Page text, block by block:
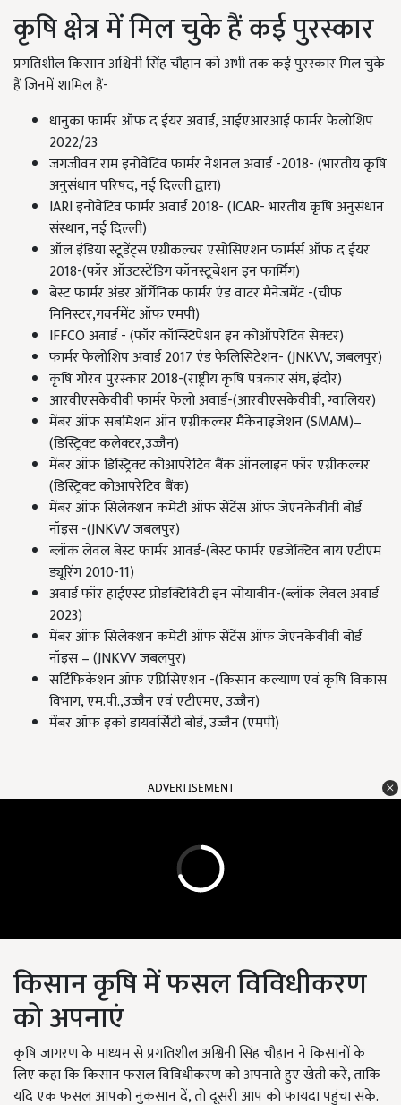
कृषि क्षेत्र में मिल चुके हैं कई पुरस्कार
प्रगतिशील किसान अश्विनी सिंह चौहान को अभी तक कई पुरस्कार मिल चुके
हैं जिनमें शामिल हैं-
धानुका फार्मर ऑफ द ईयर अवार्ड, आईएआरआई फार्मर फेलोशिप
2022/23
जगजीवन राम इनोवेटिव फार्मर नेशनल अवार्ड -2018- (भारतीय कृषि
अनुसंधान परिषद, नई दिल्ली द्वारा)
IARI इनोवेटिव फार्मर अवार्ड 2018- (ICAR- भारतीय कृषि अनुसंधान
संस्थान, नई दिल्ली)
ऑल इंडिया स्टूडेंट्स एग्रीकल्चर एसोसिएशन फार्मर्स ऑफ द ईयर
2018-(फॉर ऑउटस्टेंडिग कॉनस्टूबेशन इन फार्मिंग)
बेस्ट फार्मर अंडर ऑर्गेनिक फार्मर एंड वाटर मैनेजमेंट -(चीफ
मिनिस्टर,गवर्नमेंट ऑफ एमपी)
IFFCO अवार्ड - (फॉर कॉन्स्टिपेशन इन कोऑपरेटिव सेक्टर)
फार्मर फेलोशिप अवार्ड 2017 एंड फेलिसिटेशन- (JNKVV, जबलपुर)
कृषि गौरव पुरस्कार 2018-(राष्ट्रीय कृषि पत्रकार संघ, इंदौर)
आरवीएसकेवीवी फार्मर फेलो अवार्ड-(आरवीएसकेवीवी, ग्वालियर)
मेंबर ऑफ सबमिशन ऑन एग्रीकल्चर मैकेनाइजेशन (SMAM)–
(डिस्ट्रिक्ट कलेक्टर,उज्जैन)
मेंबर ऑफ डिस्ट्रिक्ट कोआपरेटिव बैंक ऑनलाइन फॉर एग्रीकल्चर
(डिस्ट्रिक्ट कोआपरेटिव बैंक)
मेंबर ऑफ सिलेक्शन कमेटी ऑफ सेंटेंस ऑफ जेएनकेवीवी बोर्ड
नॉइस -(JNKVV जबलपुर)
ब्लॉक लेवल बेस्ट फार्मर आवर्ड-(बेस्ट फार्मर एडजेक्टिव बाय एटीएम
ड्यूरिंग 2010-11)
अवार्ड फॉर हाईएस्ट प्रोडक्टिविटी इन सोयाबीन-(ब्लॉक लेवल अवार्ड
2023)
मेंबर ऑफ सिलेक्शन कमेटी ऑफ सेंटेंस ऑफ जेएनकेवीवी बोर्ड
नॉइस – (JNKVV जबलपुर)
सर्टिफिकेशन ऑफ एप्रिसिएशन -(किसान कल्याण एवं कृषि विकास
विभाग, एम.पी.,उज्जैन एवं एटीएमए, उज्जैन)
मेंबर ऑफ इको डायवर्सिटी बोर्ड, उज्जैन (एमपी)
ADVERTISEMENT
किसान कृषि में फसल विविधीकरण
को अपनाएं
कृषि जागरण के माध्यम से प्रगतिशील अश्विनी सिंह चौहान ने किसानों के
लिए कहा कि किसान फसल विविधीकरण को अपनाते हुए खेती करें, ताकि
यदि एक फसल आपको नुकसान दें, तो दूसरी आप को फायदा पहुंचा सके.